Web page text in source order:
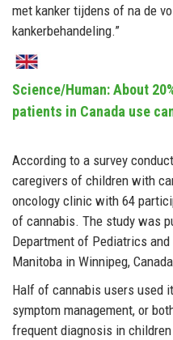
met kanker tijdens of na de
kankerbehandeling.”
Science/Human: About
patients in Canada use
According to a survey
caregivers of children with
oncology clinic with 64
of cannabis. The study was
Department of Pediatrics
Manitoba in Winnipeg,
Half of cannabis users used
symptom management, or
frequent diagnosis in